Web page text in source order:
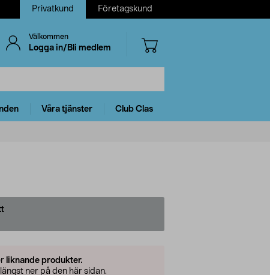
Privatkund Företagskund
Välkommen
Logga in/Bli medlem
Våra tjänster Club Clas
liknande produkter.
ner på den här sidan.